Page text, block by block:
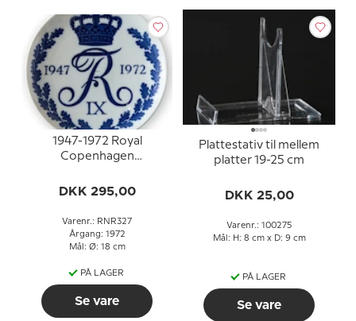
1947-1972 Royal
Copenhagen
Den IX
DKK 295,00
Varenr.: RNR327
Årgang: 1972
Mål: Ø: 18 cm
PÅ LAGER
Se vare
Plattestativ til mellem
platter 19-25 cm
DKK 25,00
Varenr.: 100275
Mål: H: 8 cm x D: 9 cm
PÅ LAGER
Se vare